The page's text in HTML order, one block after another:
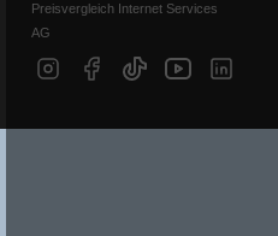
Preisvergleich Internet Services
AG